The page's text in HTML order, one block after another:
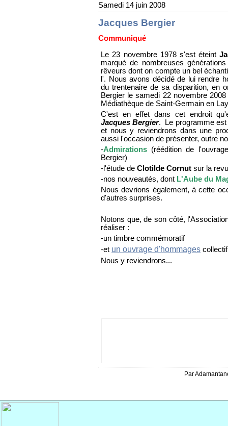
Samedi 14 juin 2008
Jacques Bergier
Communiqué
Le 23 novembre 1978 s'est éteint
marqué de nombreuses
rêveurs dont on compte un bel
l'. Nous avons décidé de lui rendre
du trentenaire de sa disparition, en
Bergier le samedi 22 novembre
Médiathèque de Saint-Germain en
C'est en effet dans cet endroit
Jacques Bergier. Le programme est
et nous y reviendrons dans une
aussi l'occasion de présenter, outre
-Admirations (réédition de
Bergier)
-l'étude deClotilde Cornut sur la
-nos nouveautés, dont L'Aube du
Nous devrions également, à cette
d'autres surprises.
Notons que, de son côté,
réaliser :
-un timbre commémoratif
-et un ouvrage d'hommages
Nous y reviendrons...
Par